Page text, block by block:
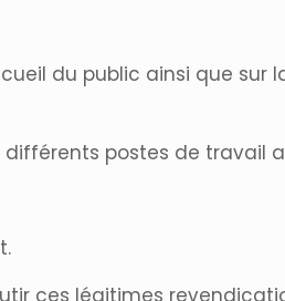
du public ainsi que sur
postes de travail
ces légitimes